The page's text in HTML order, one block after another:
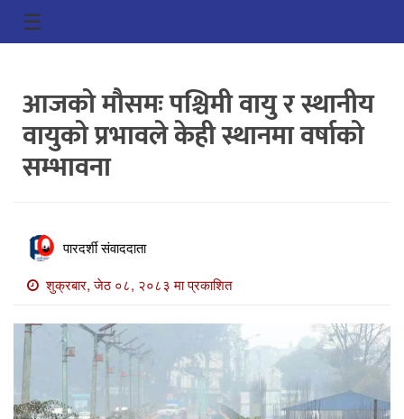
गृहपृष्ठ
भिडियो
प्रमुख
खबर
समाचार
माडी
☰
आजको मौसमः पश्चिमी वायु र स्थानीय
वायुको प्रभावले केही स्थानमा वर्षाको
सम्भावना
पारदर्शी संवाददाता
शुक्रबार, जेठ ०८, २०८३ मा प्रकाशित